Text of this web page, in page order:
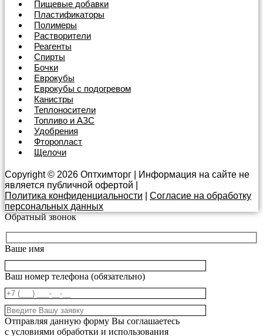
Пищевые добавки
Пластификаторы
Полимеры
Растворители
Реагенты
Спирты
Бочки
Еврокубы
Еврокубы с подогревом
Канистры
Теплоносители
Топливо и АЗС
Удобрения
Фторопласт
Щелочи
Copyright © 2026 Оптхимторг | Информация на сайте не
является публичной офертой |
Политика конфиденциальности
Согласие на обработку
персональных данных
Обратный звонок
Ваше имя
Ваш номер телефона (обязательно)
Отправляя данную форму Вы соглашаетесь
с условиями обработки и использования